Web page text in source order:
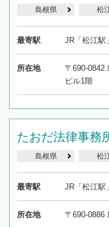
島根県 松
最寄駅 JR「松江駅
所在地
〒690-0842
ビル1階
たおだ法律事務
島根県 松
最寄駅 JR「松江駅
所在地 〒690-0886